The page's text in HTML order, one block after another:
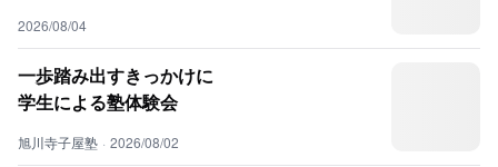
2026/08/04
一歩踏み出すきっかけに
学生による塾体験会
旭川寺子屋塾 · 2026/08/02